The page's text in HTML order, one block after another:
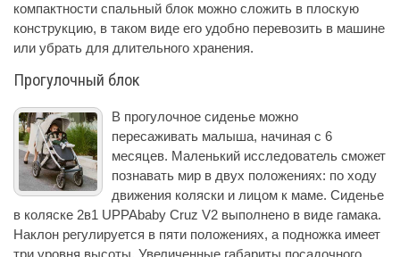
компактности спальный блок можно сложить в плоскую
конструкцию, в таком виде его удобно перевозить в машине
или убрать для длительного хранения.
Прогулочный блок
В прогулочное сиденье можно
пересаживать малыша, начиная с 6
месяцев. Маленький исследователь сможет
познавать мир в двух положениях: по ходу
движения коляски и лицом к маме. Сиденье
в коляске 2в1 UPPAbaby Cruz V2 выполнено в виде гамака.
Наклон регулируется в пяти положениях, а подножка имеет